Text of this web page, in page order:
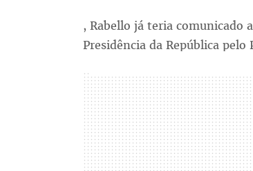
, Rabello já teria comunicado
Presidência da República pelo